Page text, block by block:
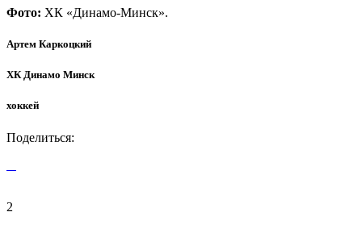
Фото: ХК «Динамо-Минск».
Артем Каркоцкий
ХК Динамо Минск
хоккей
Поделиться:
2